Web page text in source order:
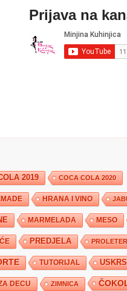
Prijava na
2019 COCA COLA 2020
HRANA I VINO
MARMELADA MESO
PREDJELA PROLETER
TUTORIJAL USKRS
DECU ZIMNICA